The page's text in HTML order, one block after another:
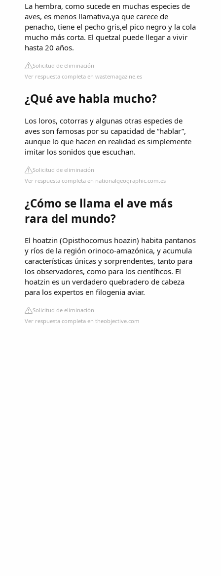
La hembra, como sucede en muchas especies de
aves, es menos llamativa,ya que carece de
penacho, tiene el pecho gris,el pico negro y la cola
mucho más corta. El quetzal puede llegar a vivir
hasta 20 años.
Solicitud de eliminación
Ver respuesta completa en wastemagazine.es
¿Qué ave habla mucho?
Los loros, cotorras y algunas otras especies de
aves son famosas por su capacidad de “hablar”,
aunque lo que hacen en realidad es simplemente
imitar los sonidos que escuchan.
Solicitud de eliminación
Ver respuesta completa en nationalgeographic.com.es
¿Cómo se llama el ave más
rara del mundo?
El hoatzin (Opisthocomus hoazin) habita pantanos
y ríos de la región orinoco-amazónica, y acumula
características únicas y sorprendentes, tanto para
los observadores, como para los científicos. El
hoatzin es un verdadero quebradero de cabeza
para los expertos en filogenia aviar.
Solicitud de eliminación
Ver respuesta completa en theobjective.com